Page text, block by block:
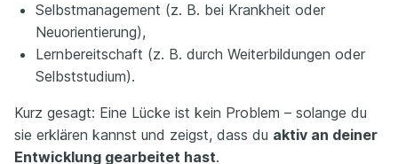
Selbstmanagement (z. B. bei Krankheit oder
Neuorientierung),
Lernbereitschaft (z. B. durch Weiterbildungen oder
Selbststudium).
Kurz gesagt: Eine Lücke ist kein Problem – solange du
sie erklären kannst und zeigst, dass du aktiv an deiner
Entwicklung gearbeitet hast.